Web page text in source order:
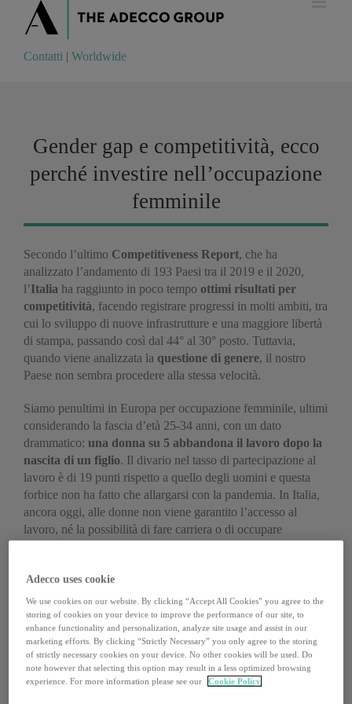
Contatti Worldwide
Contatti | Worldwide
Gender gap e competitività, ecco
perché investire nell’occupazione
femminile
Secondo l’ultimo Competitiveness Report, che ha
analizzato l’andamento di 193 Paesi tra il 2019 e il 2020,
l’Italia ha raggiunto in poco tempo ottimi risultati per
competitività, facendo registrare progressi in molti ambiti, tra
cui lo sviluppo di nuove infrastrutture e una maggiore libertà
di stampa, passando così dal 44° al 30° posto. Tuttavia,
quando viene analizzata la questione di genere, il nostro
Paese non sembra procedere alla stessa velocità.
Siamo penultimi in Europa per occupazione femminile, ultimi
considerando la fascia d’età 25-34 anni, con un dato
drammatico: una donna su 5 abbandona il lavoro dopo la
nascita di un figlio. Il divario nel tasso di partecipazione al
lavoro è di 19 punti rispetto a quello degli uomini e questa
forbice non ha fatto che allargarsi con la pandemia. In Italia,
ancora oggi, alle donne non viene garantito l’accesso al
lavoro, né la possibilità di fare carriera o di occupare
Eppure, i dati sono chiari: non solo le
aziende che adottano
una governance mista sono più competitive, ma più in
generale un numero maggiore di donne occupate è un
vantaggio per l’intera società, una spinta decisiva alla ripresa
economica. Secondo lestime più recenti, si parla di un
potenziale compreso tra 50 e 150 miliardi di euro in termini di
Adecco uses cookie
We use cookies on our website. By clicking “Accept All Cookies” you agree to the
storing of cookies on your device to improve the performance of our site, to
enhance functionality and personalization, analyze site usage and assist in our
marketing efforts. By clicking “Strictly Necessary” you only agree to the storing
of strictly necessary cookies on your device. No other cookies will be used. Do
note however that selecting this option may result in a less optimized browsing
experience. For more information please see our
Cookie Policy